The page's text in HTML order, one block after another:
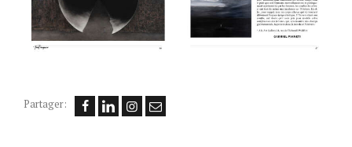
Partager: